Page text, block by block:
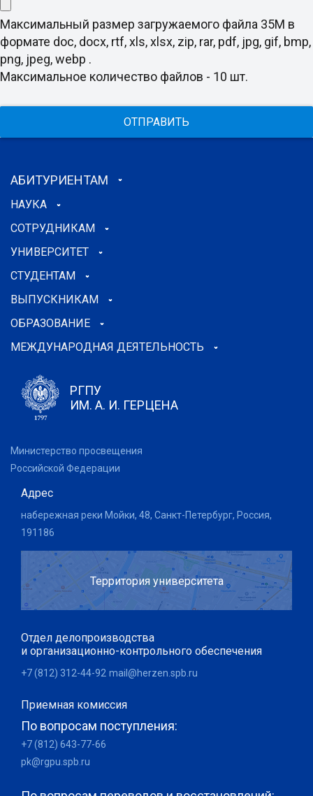
Максимальный размер загружаемого файла 35M в
формате doc, docx, rtf, xls, xlsx, zip, rar, pdf, jpg, gif, bmp,
png, jpeg, webp .
Максимальное количество файлов - 10 шт.
ОТПРАВИТЬ
АБИТУРИЕНТАМ
НАУКА
СОТРУДНИКАМ
УНИВЕРСИТЕТ
СТУДЕНТАМ
ВЫПУСКНИКАМ
ОБРАЗОВАНИЕ
МЕЖДУНАРОДНАЯ ДЕЯТЕЛЬНОСТЬ
РГПУ
ИМ. А. И. ГЕРЦЕНА
Министерство просвещения
Российской Федерации
Адрес
набережная реки Мойки, 48, Санкт-Петербург, Россия,
191186
Территория университета
Отдел делопроизводства
и организационно-контрольного обеспечения
+7 (812) 312-44-92 mail@herzen.spb.ru
Приемная комиссия
По вопросам поступления:
+7 (812) 643-77-66
pk@rgpu.spb.ru